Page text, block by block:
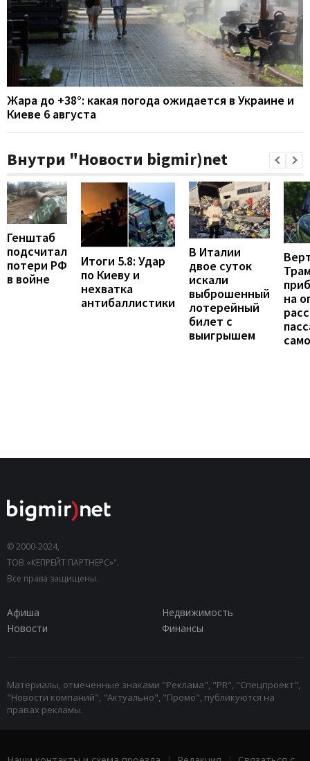
Жара до +38°: какая погода ожидается в Украине и
Киеве 6 августа
Внутри "Новости bigmir)net
Генштаб
подсчитал
потери РФ
в войне
Итоги 5.8: Удар
по Киеву и
нехватка
антибаллистики
В Италии
двое суток
искали
выброшенный
лотерейный
билет с
выигрышем
на
© 2000-2024,
ТОВ «КЕПРЕЙТ ПАРТНЕРС»".
Все права защищены.
Афиша
Недвижимость
Новости
Финансы
Материалы, отмеченные знаками "Реклама", "PR", "Спецпроект",
"Новости компаний", "Актуально", "Промо", публикуются на
правах рекламы.